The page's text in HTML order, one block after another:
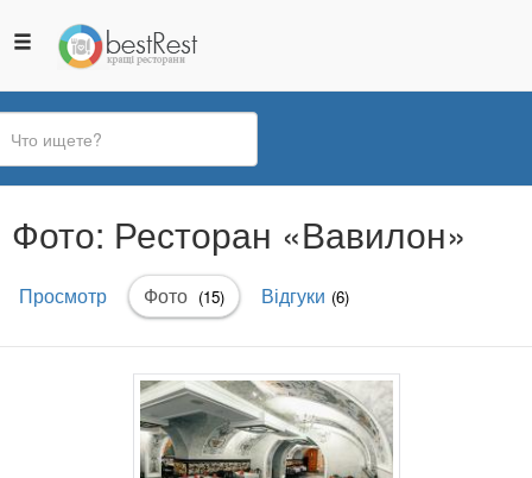
Вы
здесь
Фото: Ресторан «Вавилон»
Главные
Просмотр Фото (активная
вкладка)
(15) Відгуки (6)